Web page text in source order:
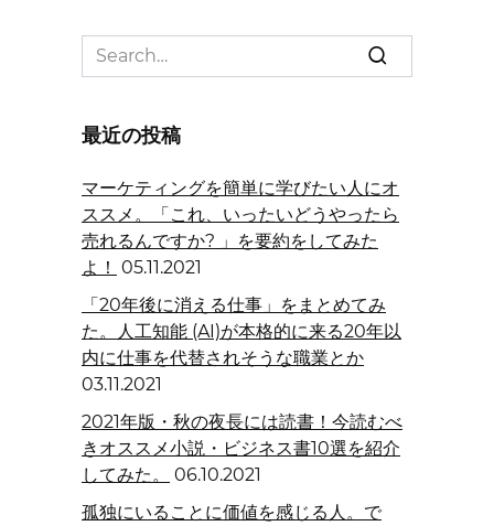
Search
for:
最近の投稿
マーケティングを簡単に学びたい人にオ
ススメ。「これ、いったいどうやったら
売れるんですか? 」を要約をしてみた
よ！ 05.11.2021
「20年後に消える仕事」をまとめてみ
た。人工知能 (AI)が本格的に来る20年以
内に仕事を代替されそうな職業とか
03.11.2021
2021年版・秋の夜長には読書！今読むべ
きオススメ小説・ビジネス書10選を紹介
してみた。
06.10.2021
孤独にいることに価値を感じる人。で